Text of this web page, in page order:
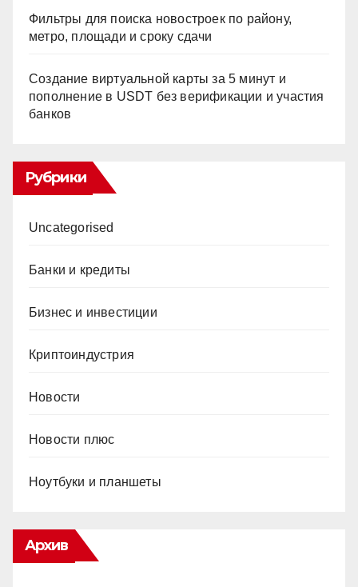
Фильтры для поиска новостроек по району,
метро, площади и сроку сдачи
Создание виртуальной карты за 5 минут и
пополнение в USDT без верификации и участия
банков
Рубрики
Uncategorised
Банки и кредиты
Бизнес и инвестиции
Криптоиндустрия
Новости
Новости плюс
Ноутбуки и планшеты
Архив